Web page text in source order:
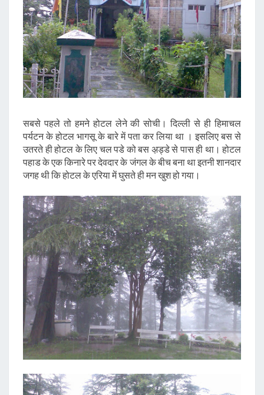
सबसे पहले तो हमने होटल लेने की सोची। दिल्ली से ही हिमाचल
पर्यटन के होटल भागसू के बारे में पता कर लिया था । इसलिए बस से
उतरते ही होटल के लिए चल पडे को बस अ़ड्डे से पास ही था। होटल
पहाड के एक किनारे पर देवदार के जंगल के बीच बना था इतनी शानदार
जगह थी कि होटल के एरिया में घुसते ही मन खुश हो गया।